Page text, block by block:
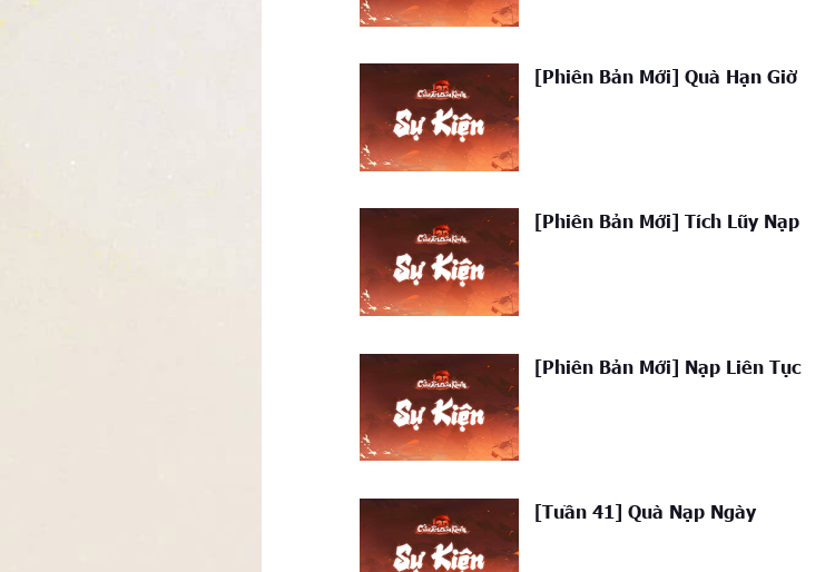
[Phiên Bản Mới] Quà Hạn Giờ
[Phiên Bản Mới] Tích Lũy Nạp
[Phiên Bản Mới] Nạp Liên Tục
[Tuần 41] Quà Nạp Ngày